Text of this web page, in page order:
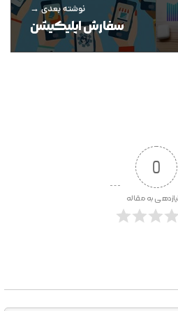
نوشته بعدی
سفارش اپلیکیشن
0
به مقاله